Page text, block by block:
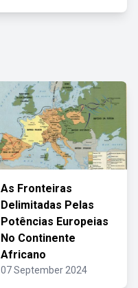
As Fronteiras
Delimitadas Pelas
Potências Europeias
No Continente
Africano
07 September 2024